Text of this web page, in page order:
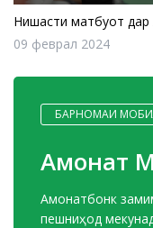
Нишасти матбуотӣ
09 феврал 2024
БАРНОМАИ
Амонат
Амонатбонк
пешниҳод